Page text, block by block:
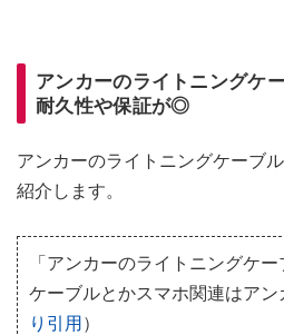
アンカーのライトニングケ
耐久性や保証が◎
アンカーのライトニングケーブ
紹介します。
「アンカーのライトニングケ
ケーブルとかスマホ関連はア
り引用）